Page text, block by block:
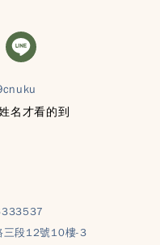
名才看的到
三段12號10樓-3